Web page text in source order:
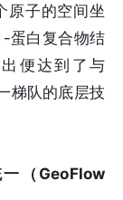
原子的空间坐
蛋白复合物结
便达到了与
梯队的底层技
（GeoFlow